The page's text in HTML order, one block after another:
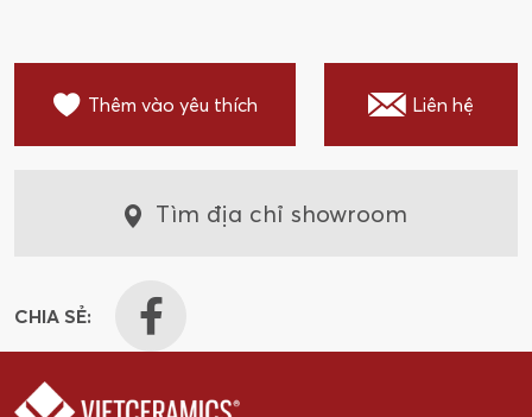
Thêm vào yêu thích Liên hệ
Tìm địa chỉ showroom
CHIA SẺ: